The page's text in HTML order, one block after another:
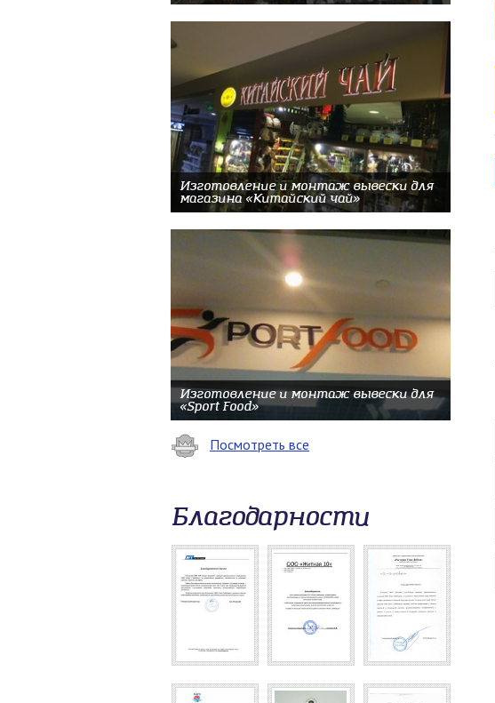
Изготовление и монтаж вывески для
магазина «Китайский чай»
Изготовление и монтаж вывески для
«Sport Food»
Посмотреть все
Благодарности